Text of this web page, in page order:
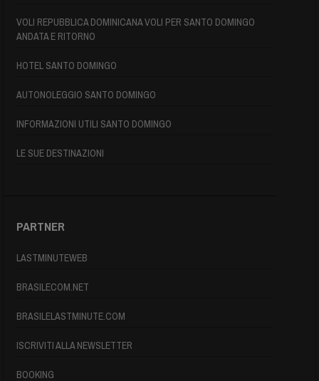
VOLI REPUBBLICA DOMINICANA VOLI PER SANTO DOMINGO
ANDATA E RITORNO
HOTEL SANTO DOMINGO
AUTONOLEGGIO SANTO DOMINGO
INFORMAZIONI UTILI SANTO DOMINGO
LE SUE DESTINAZIONI
PARTNER
LASTMINUTEWEB
BRASILECOM.NET
BRASILELASTMINUTE.COM
ISCRIVITI ALLA NEWSLETTER
BOOKING